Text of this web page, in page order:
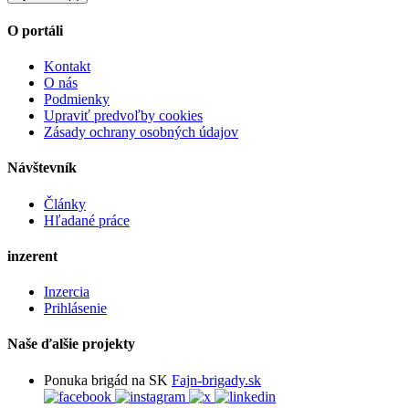
O portáli
Kontakt
O nás
Podmienky
Upraviť predvoľby cookies
Zásady ochrany osobných údajov
Návštevník
Články
Hľadané práce
inzerent
Inzercia
Prihlásenie
Naše ďalšie projekty
Ponuka brigád na SK Fajn-brigady.sk